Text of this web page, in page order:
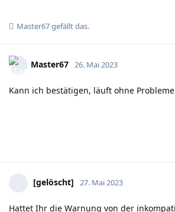
Master67gefällt das.
Master67 26. Mai 2023
Kann ich bestätigen, läuft ohne
[gelöscht] 27. Mai 2023
Hattet Ihr die Warnung von der